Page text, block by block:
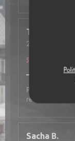
Thibaut
2026-05-07
-
5
Personnes très
reviendrons
Sacha B